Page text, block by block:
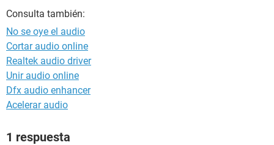
Consulta también:
No se oye el audio
Cortar audio online
Realtek audio driver
Unir audio online
Dfx audio enhancer
Acelerar audio
1 respuesta